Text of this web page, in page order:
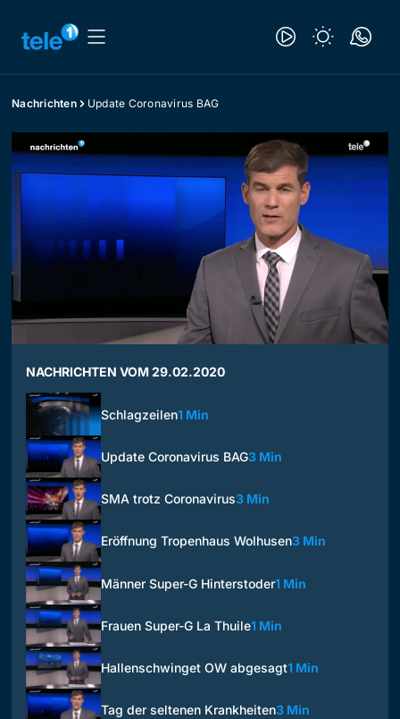
Nachrichten Update Coronavirus BAG
NACHRICHTEN VOM 29.02.2020
Schlagzeilen1 Min
Update Coronavirus BAG3 Min
SMA trotz Coronavirus3 Min
Eröffnung Tropenhaus Wolhusen3 Min
Männer Super-G Hinterstoder1 Min
Frauen Super-G La Thuile1 Min
Hallenschwinget OW abgesagt1 Min
Tag der seltenen Krankheiten3 Min